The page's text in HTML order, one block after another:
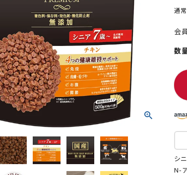
・元気草 夜のお散歩
ト中にオススメ まとめ買いでオトク！
通
会
シ
N-